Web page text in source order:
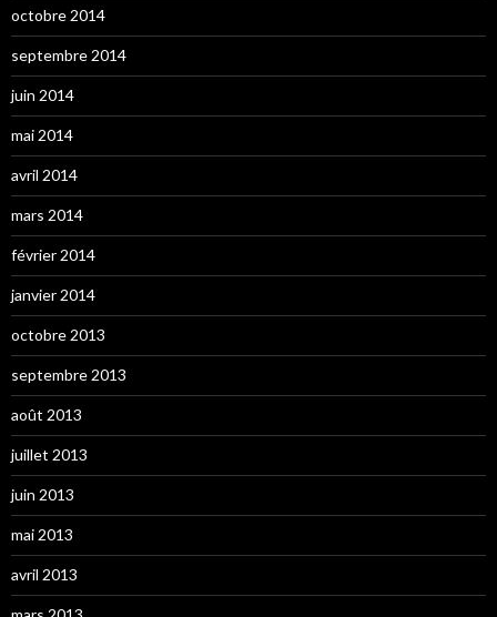
octobre 2014
septembre 2014
juin 2014
mai 2014
avril 2014
mars 2014
février 2014
janvier 2014
octobre 2013
septembre 2013
août 2013
juillet 2013
juin 2013
mai 2013
avril 2013